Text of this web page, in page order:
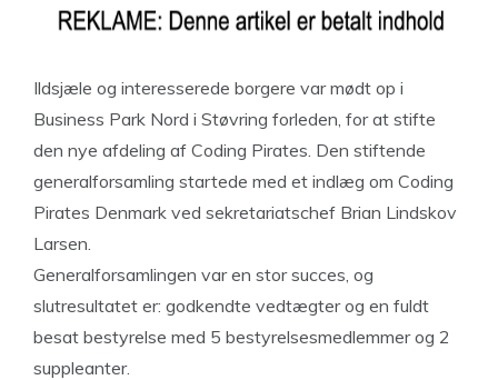
Ildsjæle og interesserede borgere var mødt op i
Business Park Nord i Støvring forleden, for at stifte
den nye afdeling af Coding Pirates. Den stiftende
generalforsamling startede med et indlæg om Coding
Pirates Denmark ved sekretariatschef Brian Lindskov
Larsen.
Generalforsamlingen var en stor succes, og
slutresultatet er: godkendte vedtægter og en fuldt
besat bestyrelse med 5 bestyrelsesmedlemmer og 2
suppleanter.